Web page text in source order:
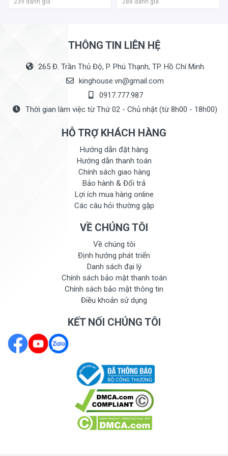
Hướng dẫn sử dụng tủ chống ẩm NIKATEI DH040:
- Để khởi động máy và sử dụng tủ chống ẩm Nikatei
DH040, bạn chỉ cần cắm dây điện vào ổ, đèn Led sáng,
màn hình LCD hiển thị độ ẩm và nhiệt độ trong tủ, và tùy
- Lưu ý chọn vị trí đặt tủ vững chãi và thích hợp nhất là
trực tiếp, lò sưởi và tránh hướng điều hòa sẽ làm hư hỏng
tủ chống ẩm nhanh chóng.
- Đọc kĩ hướng dẫn và tham khảo ý kiến của nhân viên kĩ
thuật để sử dụng an toàn và hiệu quả.
239 đánh giá 288 đánh giá
THÔNG TIN LIÊN HỆ
265 Đ. Trần Thủ Độ, P. Phú Thạnh, TP. Hồ Chí Minh
kinghouse.vn@gmail.com
0917.777.987
Thời gian làm việc từ Thứ 02 - Chủ nhật (từ 8h00 - 18h00)
HỖ TRỢ KHÁCH HÀNG
Hướng dẫn đặt hàng
Hướng dẫn thanh toán
Chính sách giao hàng
Bảo hành & Đổi trả
Lợi ích mua hàng online
Các câu hỏi thường gặp
VỀ CHÚNG TÔI
Về chúng tôi
Định hướng phát triển
Danh sách đại lý
Chính sách bảo mật thanh toán
Chính sách bảo mật thông tin
Điều khoản sử dụng
KẾT NỐI CHÚNG TÔI